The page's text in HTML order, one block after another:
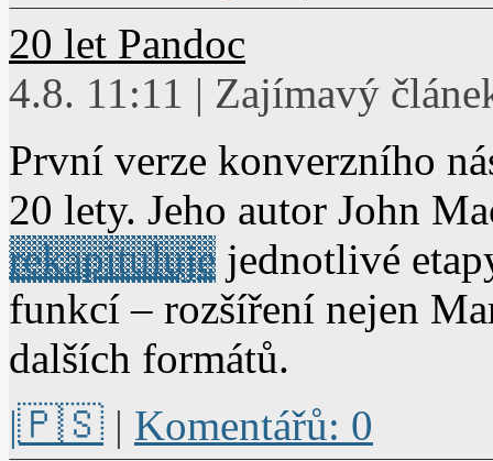
20 let Pandoc
4.8. 11:11 | Zajímavý
První verze konverzního
20 lety. Jeho autor John
rekapituluje jednotlivé
funkcí – rozšíření nejen
dalších formátů.
|🇵🇸 | Komentářů: 0